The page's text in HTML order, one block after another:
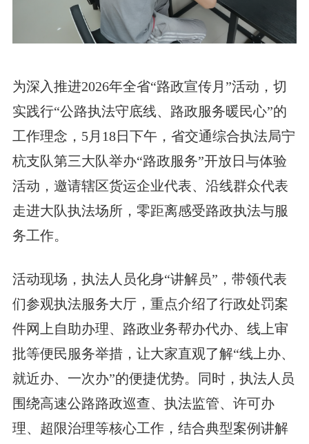
为深入推进2026年全省“路政宣传月”活动，切
实践行“公路执法守底线、路政服务暖民心”的
工作理念，5月18日下午，省交通综合执法局宁
杭支队第三大队举办“路政服务”开放日与体验
活动，邀请辖区货运企业代表、沿线群众代表
走进大队执法场所，零距离感受路政执法与服
务工作。
活动现场，执法人员化身“讲解员”，带领代表
们参观执法服务大厅，重点介绍了行政处罚案
件网上自助办理、路政业务帮办代办、线上审
批等便民服务举措，让大家直观了解“线上办、
就近办、一次办”的便捷优势。同时，执法人员
围绕高速公路路政巡查、执法监管、许可办
理、超限治理等核心工作，结合典型案例讲解